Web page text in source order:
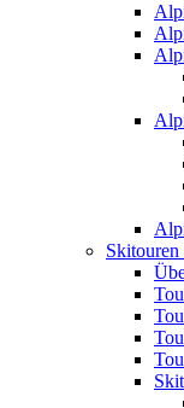
Skitouren